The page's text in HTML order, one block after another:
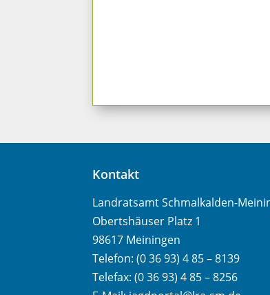
Kontakt
Landratsamt Schmalkalden-
Obertshäuser Platz 1
98617 Meiningen
Telefon: (0 36 93) 4 85 – 8139
Telefax: (0 36 93) 4 85 – 8256